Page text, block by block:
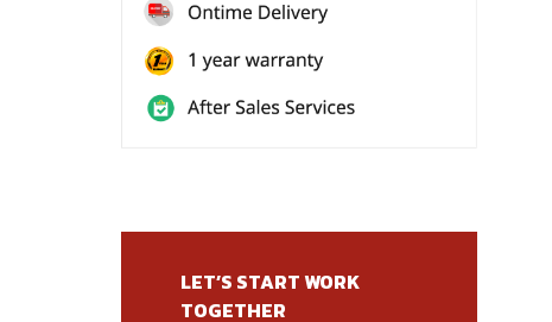
LET’S START WORK
TOGETHER